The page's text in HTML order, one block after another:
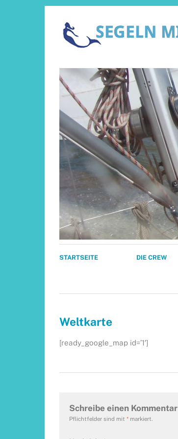
STARTSEITE DIE CREW
Weltkarte
[ready_google_map id=’1′]
Schreibe einen Kommentar
Pflichtfelder sind mit * markiert.